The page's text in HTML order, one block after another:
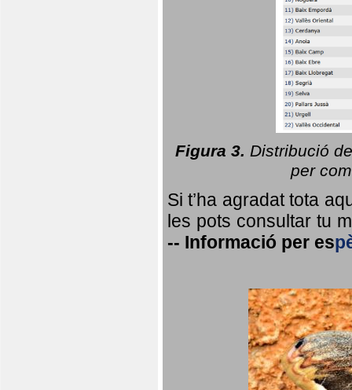
Figura 3. Distribució
per
Si t’ha agradat tota
les pots consultar tu
-- Informació per es